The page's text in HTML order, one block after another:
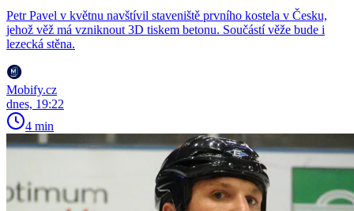
Petr Pavel v květnu navštívil staveniště prvního kostela v Česku,
jehož věž má vzniknout 3D tiskem betonu. Součástí věže bude i
lezecká stěna.
Mobify.cz
dnes, 19:22
4 min